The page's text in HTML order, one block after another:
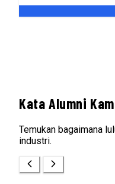
Kata Alumni
Temukan bagaimana
industri.